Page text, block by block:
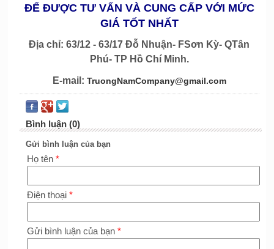
ĐỂ ĐƯỢC TƯ VẤN VÀ CUNG CẤP VỚI MỨC
GIÁ TỐT NHẤT
Địa chỉ: 63/12 - 63/17 Đỗ Nhuận- FSơn Kỳ- QTân
Phú- TP Hồ Chí Minh.
E-mail: TruongNamCompany@gmail.com
Bình luận (0)
Gửi bình luận của bạn
Họ tên *
Điện thoại *
Gửi bình luận của bạn *